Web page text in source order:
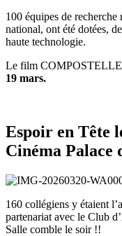
100 équipes de
national, ont été dotées,
haute technologie.
Le film COMPOSTELLE
19 mars.
Espoir en Tête
Cinéma
160 collégiens y étaient
partenariat avec le Club
Salle comble le soir !!